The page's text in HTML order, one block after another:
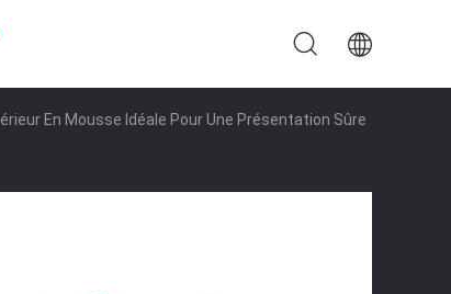
En Mousse Idéale Pour Une Présentation Sûre